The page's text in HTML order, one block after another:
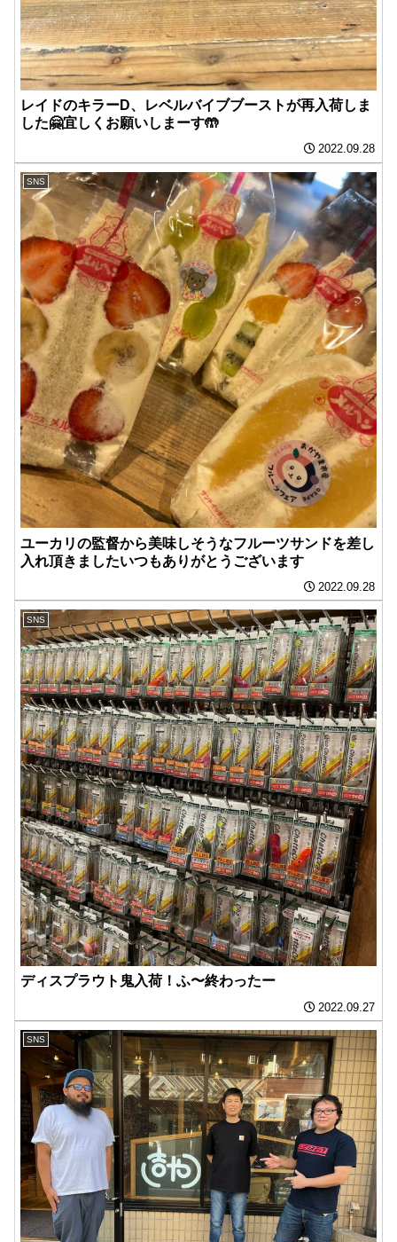
レイドのキラーD、レベルバイブブーストが再入荷しま
した🤗宜しくお願いしまーす🤲
2022.09.28
SNS
ユーカリの監督から美味しそうなフルーツサンドを差し
入れ頂きましたいつもありがとうございます
2022.09.28
SNS
ディスプラウト鬼入荷！ふ〜終わったー
2022.09.27
SNS